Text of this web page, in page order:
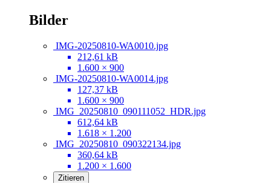
Bilder
IMG-20250810-WA0010.jpg
212,61 kB
1.600 × 900
IMG-20250810-WA0014.jpg
127,37 kB
1.600 × 900
IMG_20250810_090111052_HDR.jpg
612,64 kB
1.618 × 1.200
IMG_20250810_090322134.jpg
360,64 kB
1.200 × 1.600
Zitieren